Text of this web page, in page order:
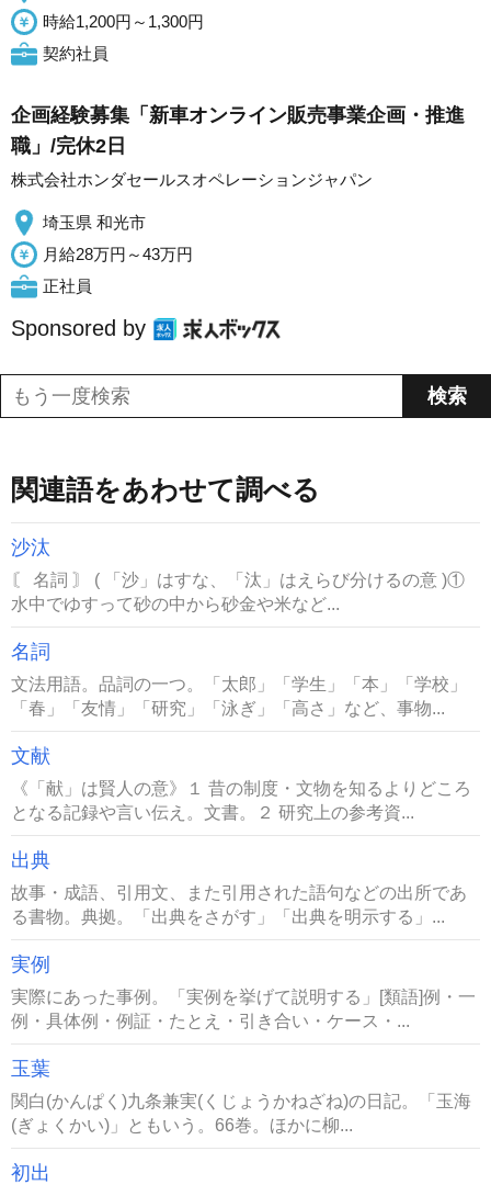
時給1,200円～1,300円
契約社員
企画経験募集「新車オンライン販売事業企画・推進
職」/完休2日
株式会社ホンダセールスオペレーションジャパン
埼玉県 和光市
月給28万円～43万円
正社員
Sponsored by
関連語をあわせて調べる
沙汰
〘 名詞 〙 ( 「沙」はすな、「汰」はえらび分けるの意 )①
水中でゆすって砂の中から砂金や米など...
名詞
文法用語。品詞の一つ。「太郎」「学生」「本」「学校」
「春」「友情」「研究」「泳ぎ」「高さ」など、事物...
文献
《「献」は賢人の意》１ 昔の制度・文物を知るよりどころ
となる記録や言い伝え。文書。２ 研究上の参考資...
出典
故事・成語、引用文、また引用された語句などの出所であ
る書物。典拠。「出典をさがす」「出典を明示する」...
実例
実際にあった事例。「実例を挙げて説明する」[類語]例・一
例・具体例・例証・たとえ・引き合い・ケース・...
玉葉
関白(かんぱく)九条兼実(くじょうかねざね)の日記。「玉海
(ぎょくかい)」ともいう。66巻。ほかに柳...
初出